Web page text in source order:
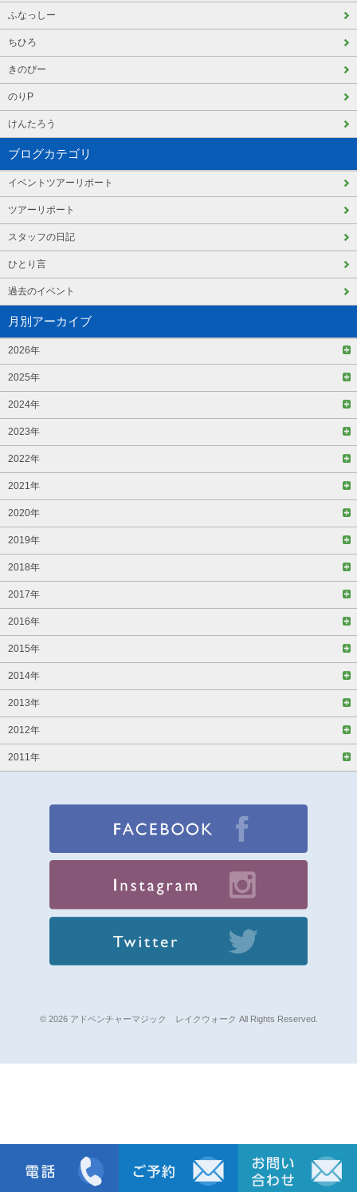
ふなっしー
ちひろ
きのぴー
のりP
けんたろう
ブログカテゴリ
イベントツアーリポート
ツアーリポート
スタッフの日記
ひとり言
過去のイベント
月別アーカイブ
2026年
2025年
2024年
2023年
2022年
2021年
2020年
2019年
2018年
2017年
2016年
2015年
2014年
2013年
2012年
2011年
© 2026 アドベンチャーマジック レイクウォーク All Rights Reserved.